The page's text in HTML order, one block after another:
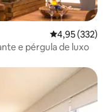
Classificação
4,95 (332)
e pérgula de luxo